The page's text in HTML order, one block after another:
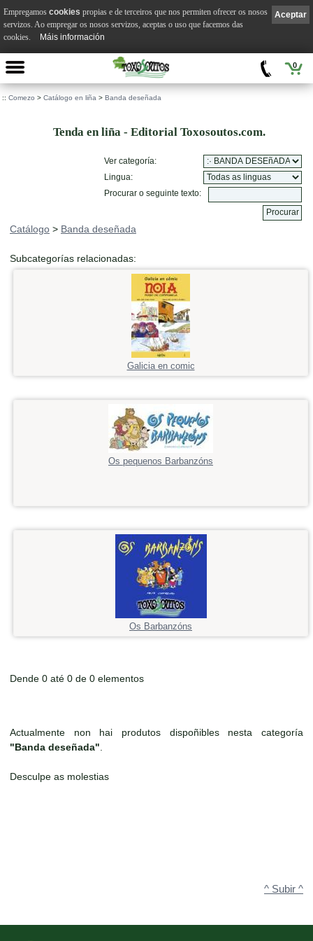
0
:: Comezo > Catálogo en liña > Banda deseñada
Tenda en liña - Editorial Toxosoutos.com.
Ver categoría:
Lingua:
Procurar o seguinte texto:
Catálogo > Banda deseñada
Subcategorías relacionadas:
Galicia en comic
Os pequenos Barbanzóns
Os Barbanzóns
Dende 0 até 0 de 0 elementos
Actualmente non hai produtos dispoñibles nesta categoría
"Banda deseñada"
Desculpe as molestias
^ Subir ^
Aceptar
Empregamos cookies propias e de terceiros que nos permiten ofrecer os nosos
servizos. Ao empregar os nosos servizos, aceptas o uso que facemos das
cookies.
Máis información